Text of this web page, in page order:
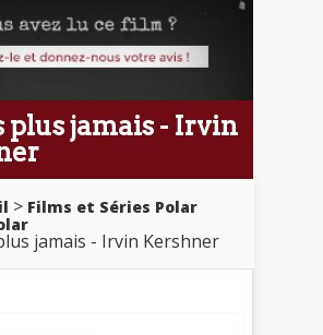
plus jamais - Irvin
Films et Séries Polar
jamais - Irvin Kershner